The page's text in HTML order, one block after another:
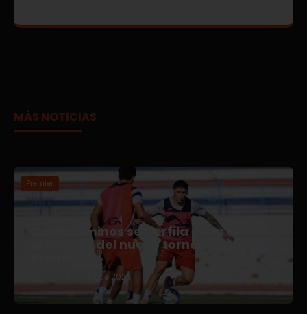
MÁS NOTICIAS
Premier
Correcaminos se perfila para el
arranque del nuevo torneo en Liga
5 de agosto de 2026